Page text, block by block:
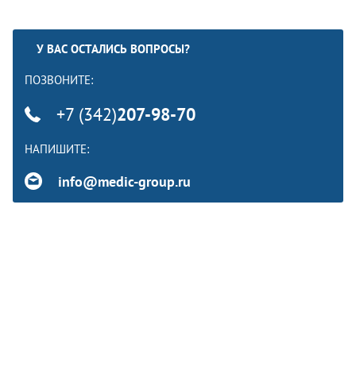
У ВАС ОСТАЛИСЬ ВОПРОСЫ?
ПОЗВОНИТЕ:
+7 (342)207-98-70
НАПИШИТЕ:
info@medic-group.ru